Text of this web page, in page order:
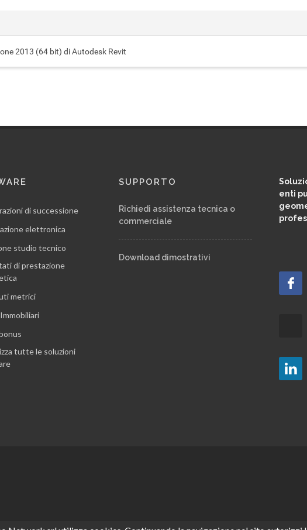
2013 (64 bit) di Autodesk Revit
di successione
elettronica
studio tecnico
di prestazione
metrici
tutte le soluzioni
SUPPORTO
Richiedi assistenza tecnica o
commerciale
Download dimostrativi
enti